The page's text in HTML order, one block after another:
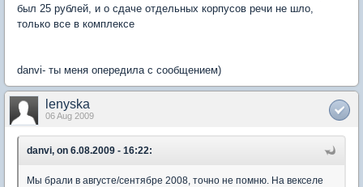
был 25 рублей, и о сдаче отдельных корпусов речи не шло,
только все в комплексе
danvi- ты меня опередила с сообщением)
lenyska
06 Aug 2009
danvi, on 6.08.2009 - 16:22:
Мы брали в августе/сентябре 2008, точно не помню. На векселе